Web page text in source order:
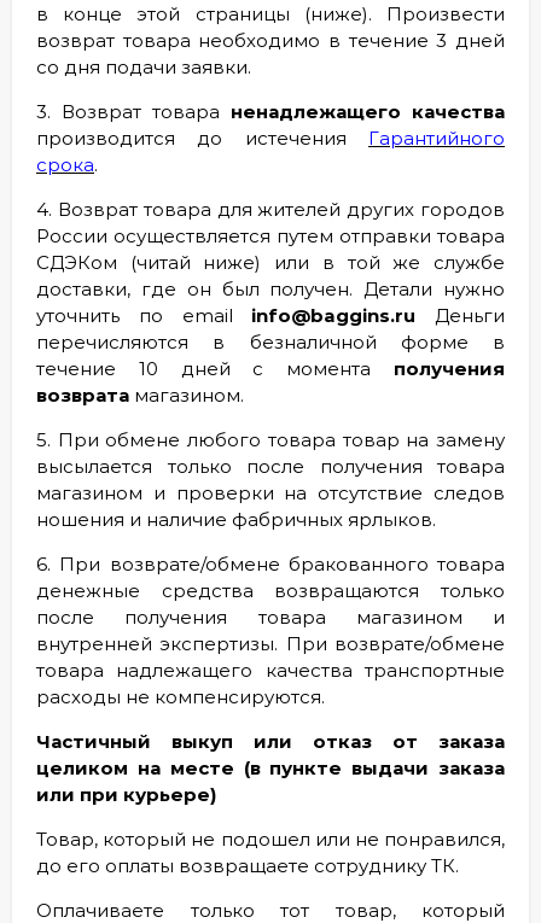
в конце этой страницы (ниже). Произвести
возврат товара необходимо в течение 3 дней
со дня подачи заявки.
3. Возврат товара ненадлежащего качества
производится до истечения Гарантийного
срока.
4. Возврат товара для жителей других городов
России осуществляется путем отправки товара
СДЭКом (читай ниже) или в той же службе
доставки, где он был получен. Детали нужно
уточнить по email info@baggins.ru Деньги
перечисляются в безналичной форме в
течение 10 дней с момента получения
возврата магазином.
5. При обмене любого товара товар на замену
высылается только после получения товара
магазином и проверки на отсутствие следов
ношения и наличие фабричных ярлыков.
6. При возврате/обмене бракованного товара
денежные средства возвращаются только
после получения товара магазином и
внутренней экспертизы. При возврате/обмене
товара надлежащего качества транспортные
расходы не компенсируются.
Частичный выкуп или отказ от заказа
целиком на месте (в пункте выдачи заказа
или при курьере)
Товар, который не подошел или не понравился,
до его оплаты возвращаете сотруднику ТК.
Оплачиваете только тот товар, который